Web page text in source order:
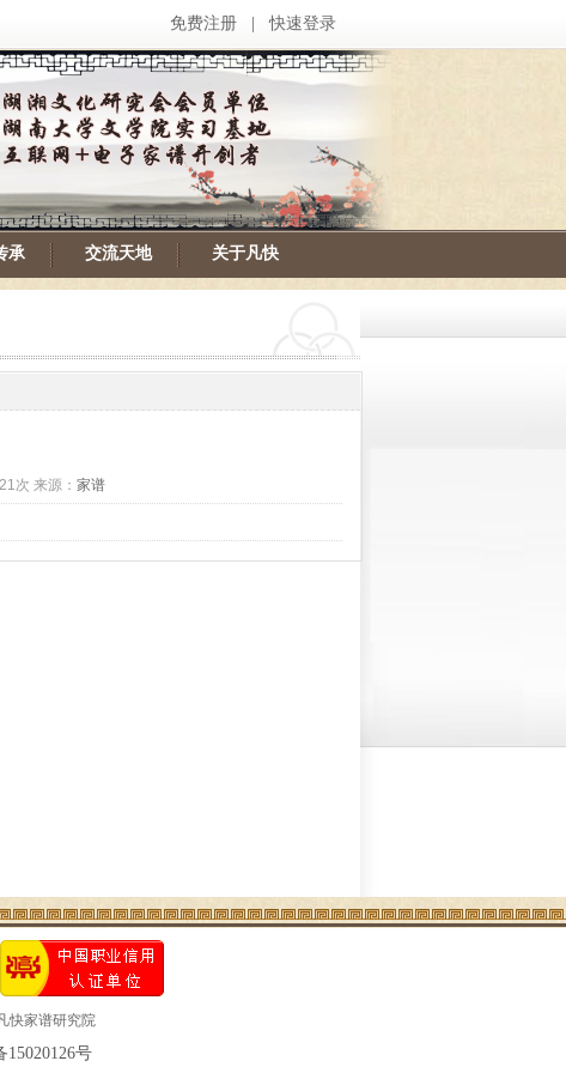
免费注册 |快速登录
承 交流天地 关于凡快
次 来源： 家谱
快家谱研究院
15020126号